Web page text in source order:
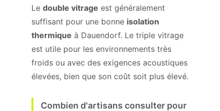
Le double vitrage est généralement
suffisant pour une bonne isolation
thermique à Dauendorf. Le triple vitrage
est utile pour les environnements très
froids ou avec des exigences acoustiques
élevées, bien que son coût soit plus élevé.
Combien d'artisans consulter pour